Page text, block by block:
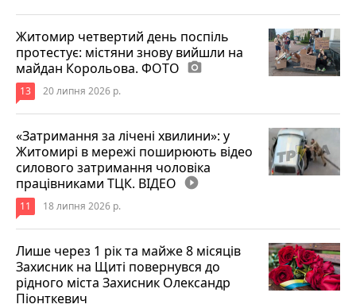
Житомир четвертий день поспіль
протестує: містяни знову вийшли на
майдан Корольова. ФОТО photo_camera
13 20 липня 2026 р.
«Затримання за лічені хвилини»: у
Житомирі в мережі поширюють відео
силового затримання чоловіка
працівниками ТЦК. ВІДЕО play_circle_filled
11 18 липня 2026 р.
Лише через 1 рік та майже 8 місяців
Захисник на Щиті повернувся до
рідного міста Захисник Олександр
Піонткевич